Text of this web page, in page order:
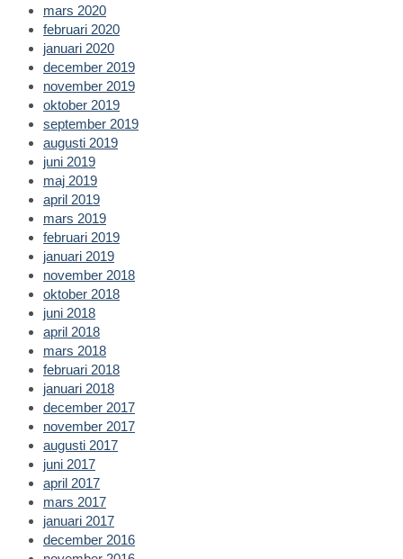
mars 2020
februari 2020
januari 2020
december 2019
november 2019
oktober 2019
september 2019
augusti 2019
juni 2019
maj 2019
april 2019
mars 2019
februari 2019
januari 2019
november 2018
oktober 2018
juni 2018
april 2018
mars 2018
februari 2018
januari 2018
december 2017
november 2017
augusti 2017
juni 2017
april 2017
mars 2017
januari 2017
december 2016